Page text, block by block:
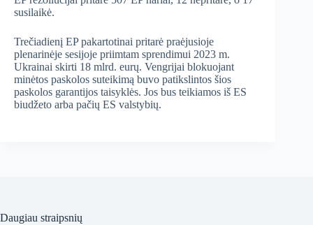
susilaikė.
Trečiadienį EP pakartotinai pritarė praėjusioje
plenarinėje sesijoje priimtam sprendimui 2023 m.
Ukrainai skirti 18 mlrd. eurų. Vengrijai blokuojant
minėtos paskolos suteikimą buvo patikslintos šios
paskolos garantijos taisyklės. Jos bus teikiamos iš ES
biudžeto arba pačių ES valstybių.
Daugiau straipsnių